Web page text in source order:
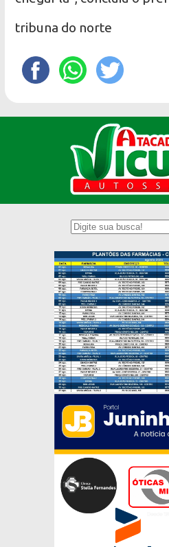
tribuna do norte